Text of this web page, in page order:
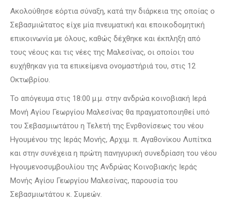
Ακολούθησε εόρτια σύναξη, κατά την διάρκεια της οποίας ο
Σεβασμιώτατος είχε μία πνευματική και εποικοδομητική
επικοινωνία με όλους, καθώς δέχθηκε και έκπληξη από
τους νέους και τις νέες της Μαλεσίνας, οι οποίοι του
ευχήθηκαν για τα επικείμενα ονομαστήριά του, στις 12
Οκτωβρίου.
Το απόγευμα στις 18:00 μ.μ. στην ανδρώα κοινοβιακή Ιερά
Μονή Αγίου Γεωργίου Μαλεσίνας θα πραγματοποιηθεί υπό
του Σεβασμιωτάτου η Τελετή της Ενρθονίσεως του νέου
Ηγουμένου της Ιεράς Μονής, Αρχιμ. π. Αγαθονίκου Λυπίτκα
και στην συνέχεια η πρώτη πανηγυρική συνεδρίαση του νέου
Ηγουμενοσυμβουλίου της Ανδρώας Κοινοβιακής Ιεράς
Μονής Αγίου Γεωργίου Μαλεσίνας, παρουσία του
Σεβασμιωτάτου κ. Συμεών.